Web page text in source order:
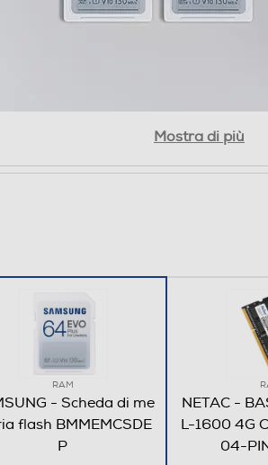
sul PC in un istante per
Mostra di più
RAM
- Scheda di me
flash BMMEMCSDE
P
NETAC -
L-1600 4G
04-